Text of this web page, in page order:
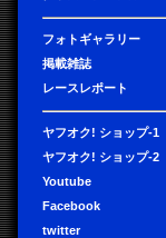
フォトギャラリー
掲載雑誌
レースレポート
ヤフオク! ショップ-1
ヤフオク! ショップ-2
Youtube
Facebook
twitter